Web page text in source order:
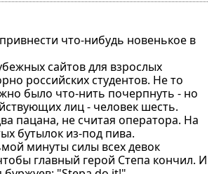
что-нибудь новенькое в
сайтов для взрослых
российских студентов. Не то
было что-нить почерпнуть - но
лиц - человек шесть.
пацана, не считая оператора. На
бутылок из-под пива.
минуты силы всех девок
главный герой Степа кончил. И